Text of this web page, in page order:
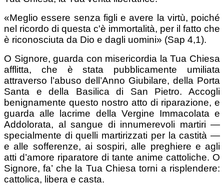
«Meglio essere senza figli e avere la virtù, poiché
nel ricordo di questa c'è immortalità, per il fatto che
è riconosciuta da Dio e dagli uomini» (Sap 4,1).
O Signore, guarda con misericordia la Tua Chiesa
afflitta, che è stata pubblicamente umiliata
attraverso l’abuso dell’Anno Giubilare, della Porta
Santa e della Basilica di San Pietro. Accogli
benignamente questo nostro atto di riparazione, e
guarda alle lacrime della Vergine Immacolata e
Addolorata, al sangue di innumerevoli martiri —
specialmente di quelli martirizzati per la castità —
e alle sofferenze, ai sospiri, alle preghiere e agli
atti d’amore riparatore di tante anime cattoliche. O
Signore, fa’ che la Tua Chiesa torni a risplendere:
cattolica, libera e casta.